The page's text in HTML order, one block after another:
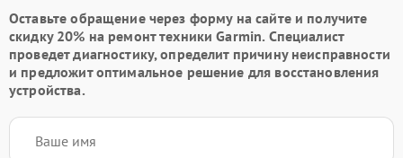
Оставьте обращение через форму на сайте и получите
скидку 20% на ремонт техники Garmin. Специалист
проведет диагностику, определит причину неисправности
и предложит оптимальное решение для восстановления
устройства.